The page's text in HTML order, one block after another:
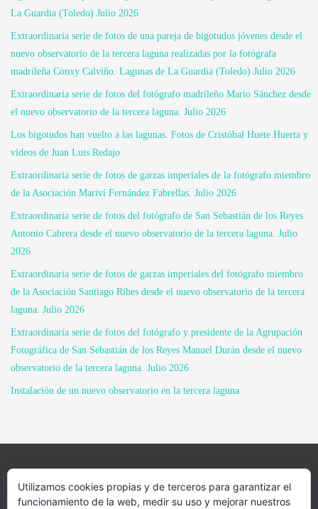
La Guardia (Toledo) Julio 2026
Extraordinaria serie de fotos de una pareja de bigotudos jóvenes desde el
nuevo observatorio de la tercera laguna realizadas por la fotógrafa
madrileña Conxy Calviño. Lagunas de La Guardia (Toledo) Julio 2026
Extraordinaria serie de fotos del fotógrafo madrileño Mario Sánchez desde
el nuevo observatorio de la tercera laguna. Julio 2026
Los bigotudos han vuelto a las lagunas. Fotos de Cristóbal Huete Huerta y
vídeos de Juan Luis Redajo
Extraordinaria serie de fotos de garzas imperiales de la fotógrafo miembro
de la Asociación Mariví Fernández Fabrellas. Julio 2026
Extraordinaria serie de fotos del fotógrafo de San Sebastián de los Reyes
Antonio Cabrera desde el nuevo observatorio de la tercera laguna. Julio
2026
Extraordinaria serie de fotos de garzas imperiales del fotógrafo miembro
de la Asociación Santiago Ribes desde el nuevo observatorio de la tercera
laguna. Julio 2026
Extraordinaria serie de fotos del fotógrafo y presidente de la Agrupación
Fotográfica de San Sebastián de los Reyes Manuel Durán desde el nuevo
observatorio de la tercera laguna. Julio 2026
Instalación de un nuevo observatorio en la tercera laguna
INICIO INFORMACIÓN ASOCIACION
Utilizamos cookies propias y de terceros para garantizar el
funcionamiento de la web, medir su uso y mejorar nuestros